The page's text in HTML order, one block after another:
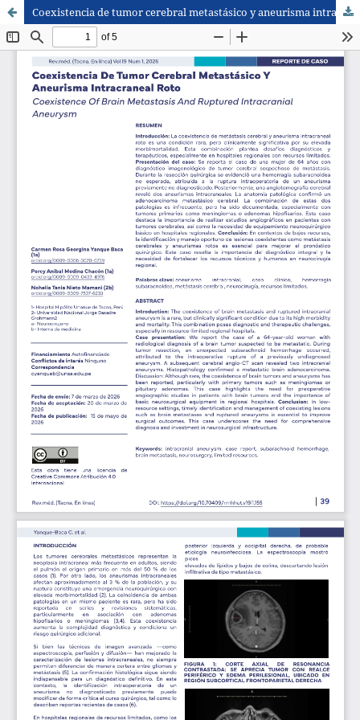
Coexistencia de tumor cerebral metastásico y aneurisma intracraneal roto